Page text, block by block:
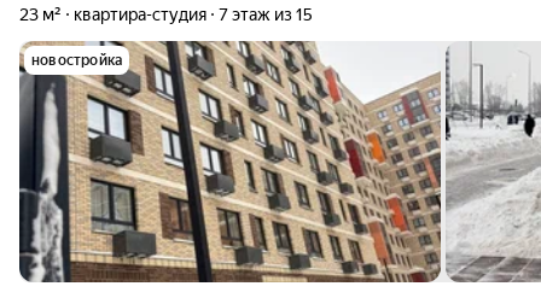
23 м² квартира-студия 7 этаж из 15
новостройка